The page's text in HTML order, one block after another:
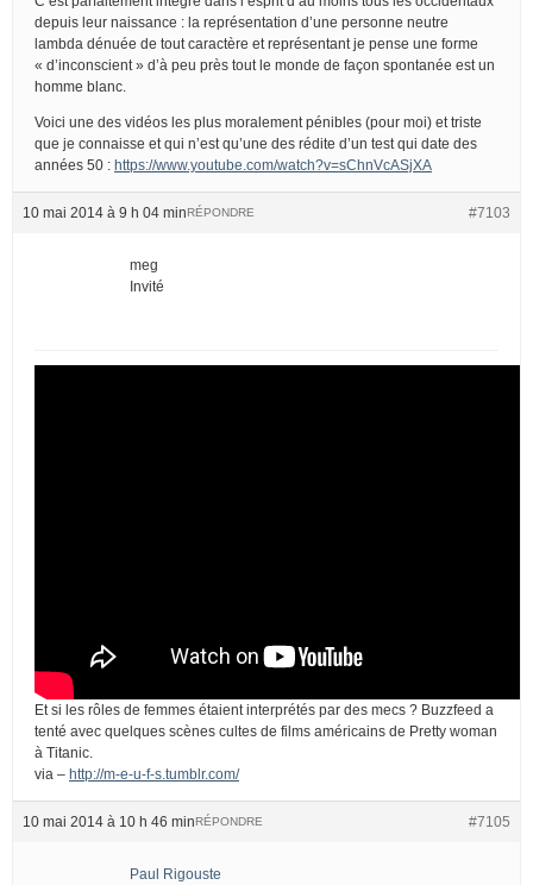
depuis leur naissance : la représentation d’une personne neutre
lambda dénuée de tout caractère et représentant je pense une forme
« d’inconscient » d’à peu près tout le monde de façon spontanée est un
homme blanc.
Voici une des vidéos les plus moralement pénibles (pour moi) et triste
que je connaisse et qui n’est qu’une des rédite d’un test qui date des
années 50 : https://www.youtube.com/watch?v=sChnVcASjXA
10 mai 2014 à 9 h 04 min #7103
RÉPONDRE
meg
Invité
Et si les rôles de femmes étaient interprétés par des mecs ? Buzzfeed a
tenté avec quelques scènes cultes de films américains de Pretty woman
à Titanic.
via – http://m-e-u-f-s.tumblr.com/
10 mai 2014 à 10 h 46 min #7105
RÉPONDRE
Paul Rigouste